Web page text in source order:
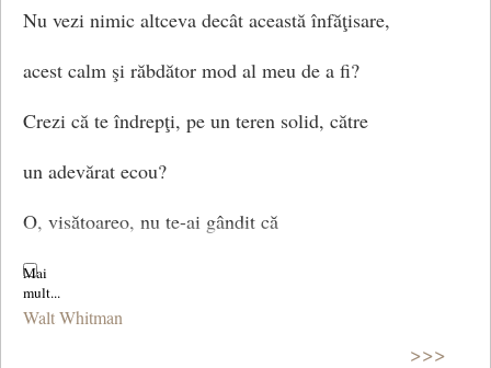
Nu vezi nimic altceva decât această înfăţisare,
acest calm şi răbdător mod al meu de a fi?
Crezi că te îndrepţi, pe un teren solid, către
un adevărat ecou?
O, visătoareo, nu te-ai gândit că
aş putea fi o Fata Morgana, o iluzie?
(Tu eşti cea nouă?)
Walt Whitman
>>>